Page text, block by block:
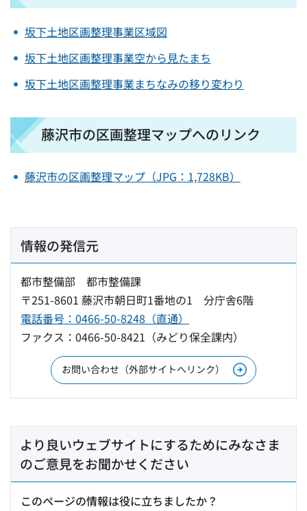
坂下土地区画整理事業区域図
坂下土地区画整理事業空から見たまち
坂下土地区画整理事業まちなみの移り変わり
藤沢市の区画整理マップへのリンク
藤沢市の区画整理マップ（JPG：1,728KB）
情報の発信元
都市整備部 都市整備課
〒251-8601 藤沢市朝日町1番地の1 分庁舎6階
電話番号：0466-50-8248（直通）
ファクス：0466-50-8421（みどり保全課内）
お問い合わせ（外部サイトへリンク）
より良いウェブサイトにするためにみなさま
のご意見をお聞かせください
このページの情報は役に立ちましたか？